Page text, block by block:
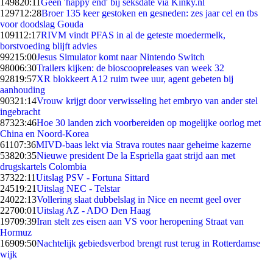
149820:11 Geen 'happy end' bij seksdate via Kinky.nl
129712:28Broer 135 keer gestoken en gesneden: zes jaar cel en tbs
voor doodslag Gouda
109112:17RIVM vindt PFAS in al de geteste moedermelk,
borstvoeding blijft advies
99215:00Jesus Simulator komt naar Nintendo Switch
98006:30Trailers kijken: de bioscoopreleases van week 32
92819:57XR blokkeert A12 ruim twee uur, agent gebeten bij
aanhouding
90321:14Vrouw krijgt door verwisseling het embryo van ander stel
ingebracht
87323:46Hoe 30 landen zich voorbereiden op mogelijke oorlog met
China en Noord-Korea
61107:36MIVD-baas lekt via Strava routes naar geheime kazerne
53820:35Nieuwe president De la Espriella gaat strijd aan met
drugskartels Colombia
37322:11Uitslag PSV - Fortuna Sittard
24519:21Uitslag NEC - Telstar
24022:13Vollering slaat dubbelslag in Nice en neemt geel over
22700:01Uitslag AZ - ADO Den Haag
19709:39Iran stelt zes eisen aan VS voor heropening Straat van
Hormuz
16909:50Nachtelijk gebiedsverbod brengt rust terug in Rotterdamse
wijk